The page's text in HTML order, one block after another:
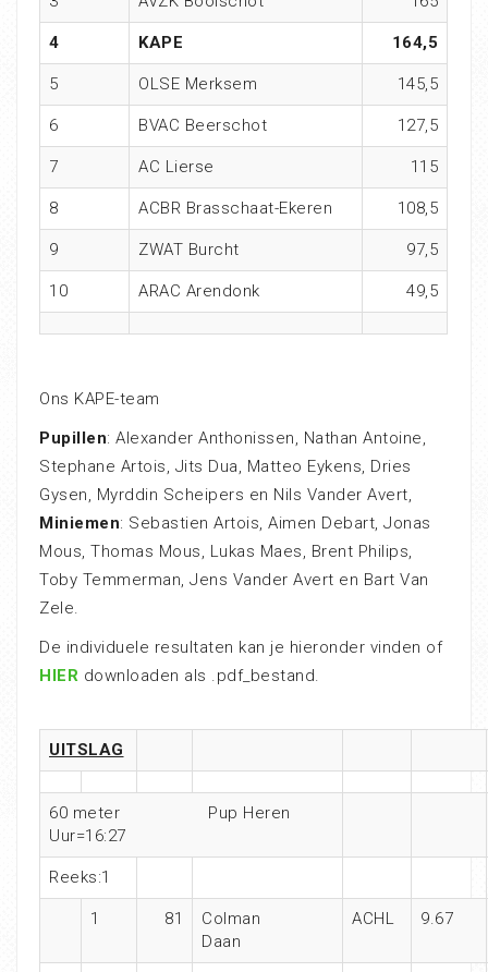
4 KAPE 164,5
5 OLSE Merksem 145,5
6 BVAC Beerschot 127,5
7 AC Lierse 115
8 ACBR Brasschaat-Ekeren 108,5
9 ZWAT Burcht 97,5
10 ARAC Arendonk 49,5
Ons KAPE-team
Pupillen: Alexander Anthonissen, Nathan Antoine,
Stephane Artois, Jits Dua, Matteo Eykens, Dries
Gysen, Myrddin Scheipers en Nils Vander Avert,
Miniemen: Sebastien Artois, Aimen Debart, Jonas
Mous, Thomas Mous, Lukas Maes, Brent Philips,
Toby Temmerman, Jens Vander Avert en Bart Van
Zele.
De individuele resultaten kan je hieronder vinden of
HIER downloaden als .pdf_bestand.
UITSLAG
60 meter
Pup Heren
Uur=16:27
Reeks:1
1 81
Colman
Daan
ACHL 9.67